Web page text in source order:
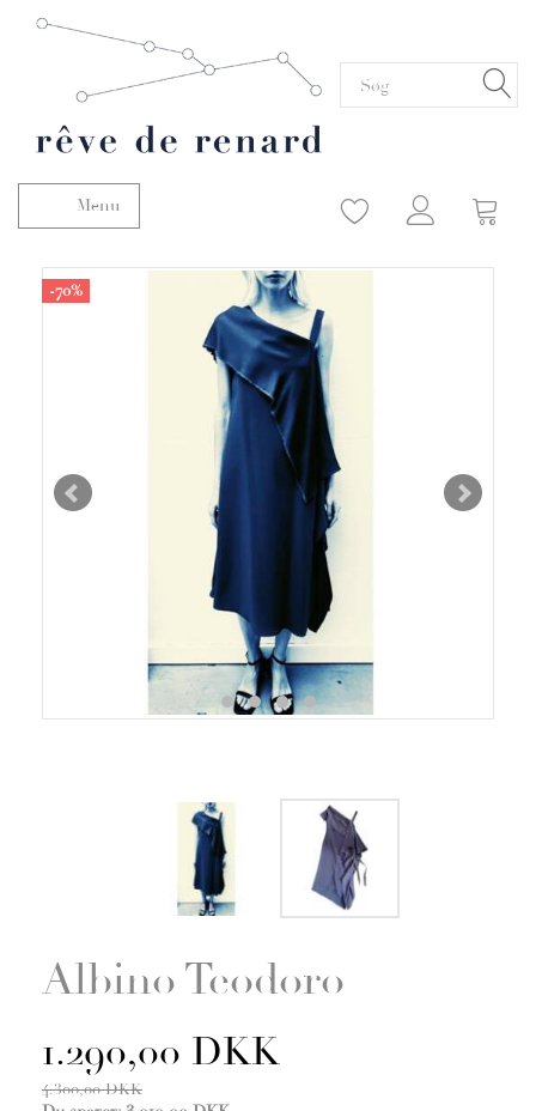
Skifte navigation
Menu
-70%
Albino Teodoro
1.290,00 DKK
4.300,00 DKK